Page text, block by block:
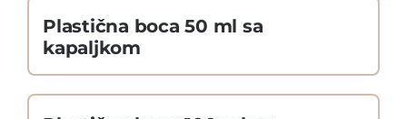
Plastična boca 50 ml sa
kapaljkom